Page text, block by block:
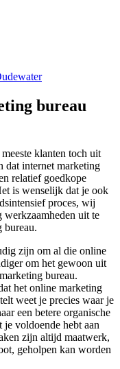
bureau
klanten toch uit
dat internet marketing
relatief goedkope
is wenselijk dat je ook
proces, wij
werkzaamheden uit te
bureau.
zijn om al die online
om het gewoon uit
bureau.
het online marketing
weet je precies waar je
een betere organische
voldoende hebt aan
zijn altijd maatwerk,
geholpen kan worden